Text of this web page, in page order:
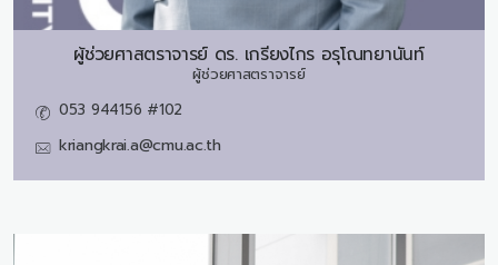
ผู้ช่วยศาสตราจารย์ ดร. เกรียงไกร อรุโณทยานันท์
ผู้ช่วยศาสตราจารย์
053 944156 #102
kriangkrai.a@cmu.ac.th